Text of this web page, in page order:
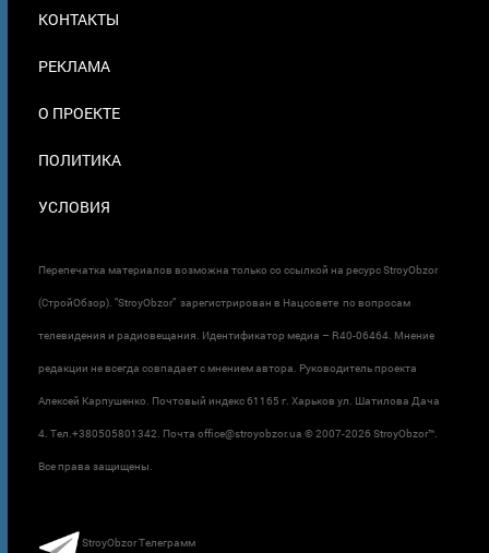
В
КОНТАКТЫ
РЕКЛАМА
О ПРОЕКТЕ
ПОЛИТИКА
УСЛОВИЯ
Перепечатка материалов возможна только со ссылкой на ресурс StroyObzor
(СтройОбзор). "StroyObzor" зарегистрирован в Нацсовете по вопросам
телевидения и радиовещания. Идентификатор медиа – R40-06464. Мнение
редакции не всегда совпадает с мнением автора. Руководитель проекта
Алексей Карпушенко. Почтовый индекс 61165 г. Харьков ул. Шатилова Дача
4. Тел.+380505801342. Почта office@stroyobzor.ua © 2007-2026 StroyObzor™.
Все права защищены.
StroyObzor Телеграмм